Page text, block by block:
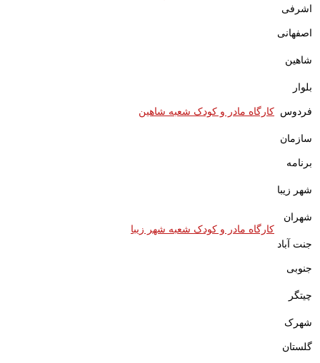
اشرفی
اصفهانی
شاهین
کارگاه مادر و کودک شعبه شاهین
بلوار
فردوس
سازمان
برنامه
شهر زیبا
کارگاه مادر و کودک شعبه شهر زیبا
شهران
جنت آباد
جنوبی
چیتگر
شهرک
گلستان